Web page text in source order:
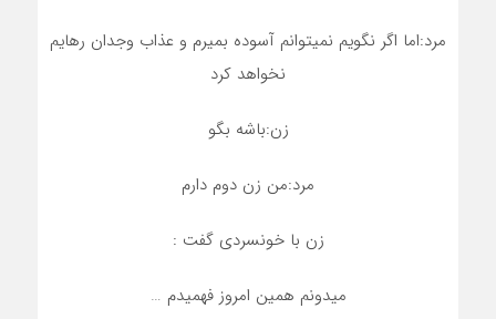
مرد:اما اگر نگویم نمیتوانم آسوده بمیرم و عذاب وجدان رهایم
نخواهد کرد
زن:باشه بگو
مرد:من زن دوم دارم
زن با خونسردی گفت :
میدونم همین امروز فهمیدم …